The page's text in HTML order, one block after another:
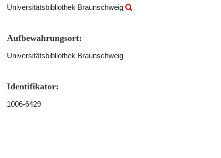
Universitätsbibliothek Braunschweig
Aufbewahrungsort:
Universitätsbibliothek Braunschweig
Identifikator:
1006-6429